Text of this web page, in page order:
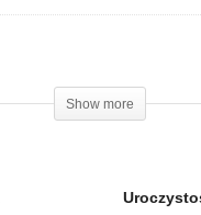
Show more